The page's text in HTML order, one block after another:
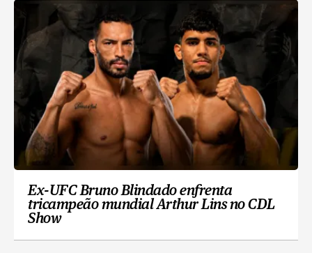
Ex-UFC Bruno Blindado enfrenta
tricampeão mundial Arthur Lins no CDL
Show